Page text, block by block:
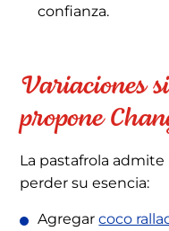
confianza.
Variaciones
propone
La pastafrola
perder su esencia:
Agregarcoco